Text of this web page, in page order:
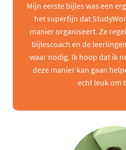
Mijn eerste bijles was een
het superfijn dat
manier organiseert. Ze
bijlescoach en de
waar nodig. Ik hoop dat ik
deze manier kan gaan
echt leuk om